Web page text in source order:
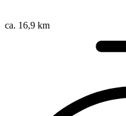
ca. 16,9 km